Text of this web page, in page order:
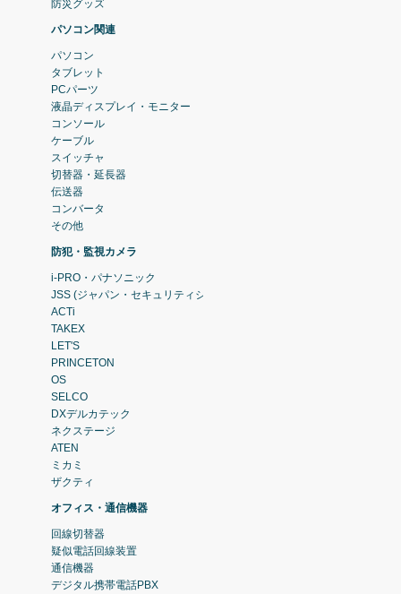
防災グッズ
パソコン関連
パソコン
タブレット
PCパーツ
液晶ディスプレイ・モニター
コンソール
ケーブル
スイッチャ
切替器・延長器
伝送器
コンバータ
その他
防犯・監視カメラ
i-PRO・パナソニック
JSS (ジャパン・セキュリティシステム)
ACTi
TAKEX
LET'S
PRINCETON
OS
SELCO
DXデルカテック
ネクステージ
ATEN
ミカミ
ザクティ
オフィス・通信機器
回線切替器
疑似電話回線装置
通信機器
デジタル携帯電話PBX